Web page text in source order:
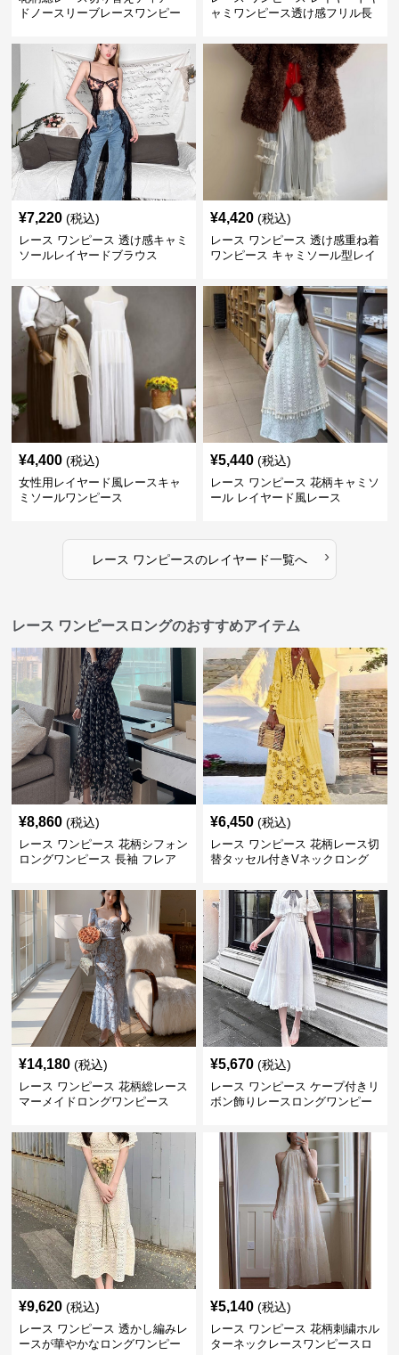
ドノースリーブレースワンピー
ャミワンピース透け感フリル長
¥7,220 (税込)
レース ワンピース 透け感キャミ
ソールレイヤードブラウス
¥4,420 (税込)
レース ワンピース 透け感重ね着
ワンピース キャミソール型レイ
¥4,400 (税込)
女性用レイヤード風レースキャ
ミソールワンピース
¥5,440 (税込)
レース ワンピース 花柄キャミソ
ール レイヤード風レース
レース ワンピースのレイヤード一覧へ ›
レース ワンピースロングのおすすめアイテム
¥8,860 (税込)
レース ワンピース 花柄シフォン
ロングワンピース 長袖 フレア
¥6,450 (税込)
レース ワンピース 花柄レース切
替タッセル付きVネックロング
¥14,180 (税込)
レース ワンピース 花柄総レース
マーメイドロングワンピース
¥5,670 (税込)
レース ワンピース ケープ付きリ
ボン飾りレースロングワンピー
¥9,620 (税込)
レース ワンピース 透かし編みレ
ースが華やかなロングワンピー
¥5,140 (税込)
レース ワンピース 花柄刺繍ホル
ターネックレースワンピースロ